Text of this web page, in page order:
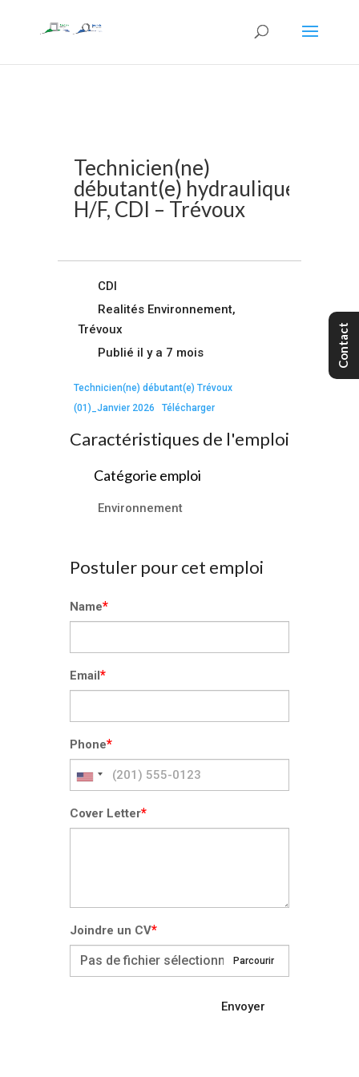
Technicien(ne)
débutant(e) hydraulique
H/F, CDI – Trévoux
CDI
Realités Environnement,
Trévoux
Publié il y a 7 mois
Technicien(ne) débutant(e) Trévoux
(01)_Janvier 2026
Télécharger
Caractéristiques de l'emploi
Catégorie emploi
Environnement
Postuler pour cet emploi
Name*
Email*
Phone*
Cover Letter*
Joindre un CV*
Pas de fichier sélectionné
Parcourir
Envoyer
Contact